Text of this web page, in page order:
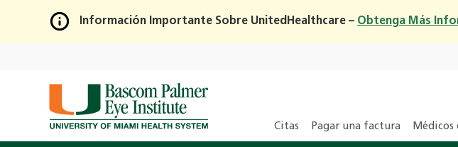
Skip
Main
Content
Información Importante Sobre UnitedHealthcare – Obtenga Más
Citas Pagar una factura Médicos